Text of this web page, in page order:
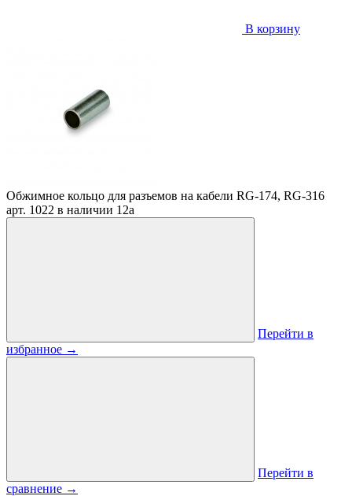
В корзину
Обжимное кольцо для разъемов на кабели RG-174, RG-316
арт. 1022 в наличии 12a
Перейти в
избранное →
Перейти в
сравнение →